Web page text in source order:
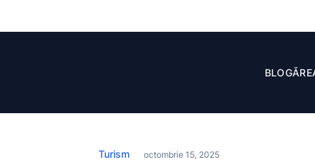
Turism octombrie 15, 2025